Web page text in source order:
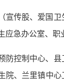
宣传股、爱国
应急办公室、
防控制中心、
院、兰里镇中